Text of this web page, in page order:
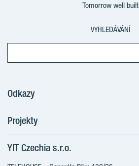
Tomorrow well built
VYHLEDÁVÁNÍ
Odkazy
Postup koupě
Klientské změny
Aktuality
Projekty
RANTA Barrandov III
RANTA Barrandov IV
YIT Czechia s.r.o.